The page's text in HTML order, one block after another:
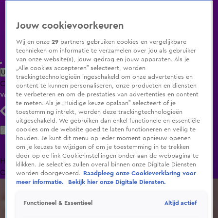
Uitzending Gemist Populaire programma's Zenders Genres
ClipsFilmsRadioSmart TV inlogShop
Volg KIJK
Zoeken
HomeUitzending Gemist Programma's De Bondgenoten
OranjezomerLivestreamsShop
Jouw cookievoorkeuren
Wij en onze29 partners gebruiken cookies en vergelijkbare
technieken om informatie te verzamelen over jou als gebruiker
van onze website(s), jouw gedrag en jouw apparaten. Als je
„Alle cookies accepteren” selecteert, worden
trackingtechnologieën ingeschakeld om onze advertenties en
content te kunnen personaliseren, onze producten en diensten
te verbeteren en om de prestaties van advertenties en content
te meten. Als je „Huidige keuze opslaan” selecteert of je
toestemming intrekt, worden deze trackingtechnologieën
uitgeschakeld. We gebruiken dan enkel functionele en essentiële
cookies om de website goed te laten functioneren en veilig te
houden. Je kunt dit menu op ieder moment opnieuw openen
om je keuzes te wijzigen of om je toestemming in te trekken
door op de link Cookie-instellingen onder aan de webpagina te
klikken. Je selecties zullen overal binnen onze Digitale Diensten
worden doorgevoerd.
Raadpleeg onze Cookieverklaring voor
meer informatie.
Bekijk hier onze Digitale Diensten.
Functioneel & Essentieel Altijd actief